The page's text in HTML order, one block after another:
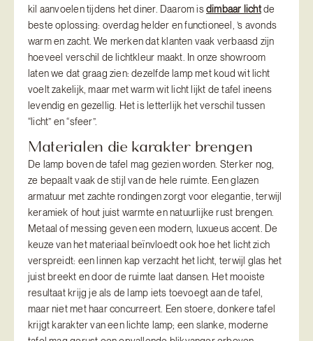
kil aanvoelen tijdens het diner. Daarom isdimbaar lichtde
beste oplossing: overdag helder en functioneel, ’s avonds
warm en zacht. We merken dat klanten vaak verbaasd zijn
hoeveel verschil de lichtkleur maakt. In onze showroom
laten we dat graag zien: dezelfde lamp met koud wit licht
voelt zakelijk, maar met warm wit licht lijkt de tafel ineens
levendig en gezellig. Het is letterlijk het verschil tussen
“licht” en “sfeer”.
Materialen die karakter brengen
De lamp boven de tafel mag gezien worden. Sterker nog,
ze bepaalt vaak de stijl van de hele ruimte. Een glazen
armatuur met zachte rondingen zorgt voor elegantie, terwijl
keramiek of hout juist warmte en natuurlijke rust brengen.
Metaal of messing geven een modern, luxueus accent. De
keuze van het materiaal beïnvloedt ook hoe het licht zich
verspreidt: een linnen kap verzacht het licht, terwijl glas het
juist breekt en door de ruimte laat dansen. Het mooiste
resultaat krijg je als de lamp iets toevoegt aan de tafel,
maar niet met haar concurreert. Een stoere, donkere tafel
krijgt karakter van een lichte lamp; een slanke, moderne